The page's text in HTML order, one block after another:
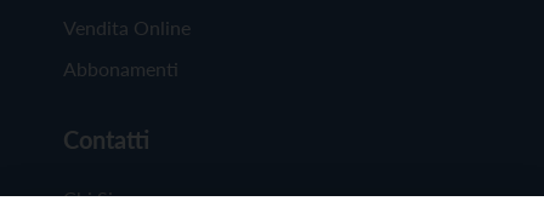
Vendita Online
Abbonamenti
Contatti
Chi Siamo